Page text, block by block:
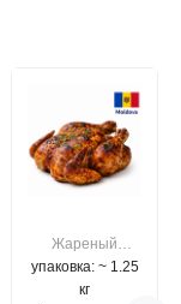
Жареный
цыпленок
упаковка: ~ 1.25
кг